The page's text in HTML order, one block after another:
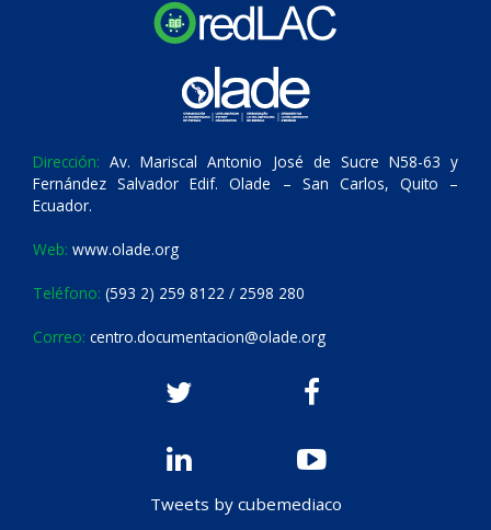
Dirección: Av. Mariscal Antonio José de Sucre N58-63 y
Fernández Salvador Edif. Olade – San Carlos, Quito –
Ecuador.
Web: www.olade.org
Teléfono: (593 2) 259 8122 / 2598 280
Correo: centro.documentacion@olade.org
Tweets by cubemediaco